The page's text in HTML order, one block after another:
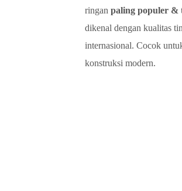
ringan paling populer &
dikenal dengan kualitas
internasional. Cocok
konstruksi modern.